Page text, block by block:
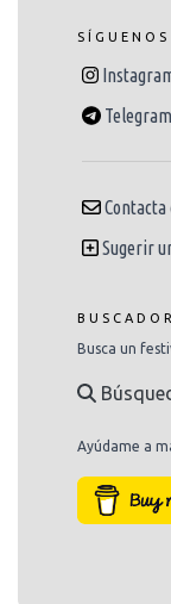
SÍGUENOS
Telegram
Contacta
Sugerir
BUSCADOR
Busca un
Ayúdame a